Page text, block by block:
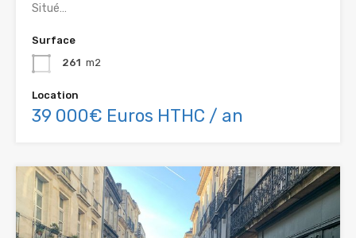
Situé…
Surface
261 m2
Location
39 000€ Euros HTHC / an